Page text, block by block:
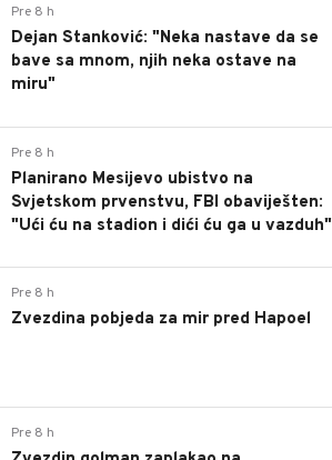
Pre 8 h
Dejan Stanković: "Neka nastave da se
bave sa mnom, njih neka ostave na
miru"
Pre 8 h
Planirano Mesijevo ubistvo na
Svjetskom prvenstvu, FBI obaviješten:
"Ući ću na stadion i dići ću ga u vazduh"
Pre 8 h
Zvezdina pobjeda za mir pred Hapoel
Pre 8 h